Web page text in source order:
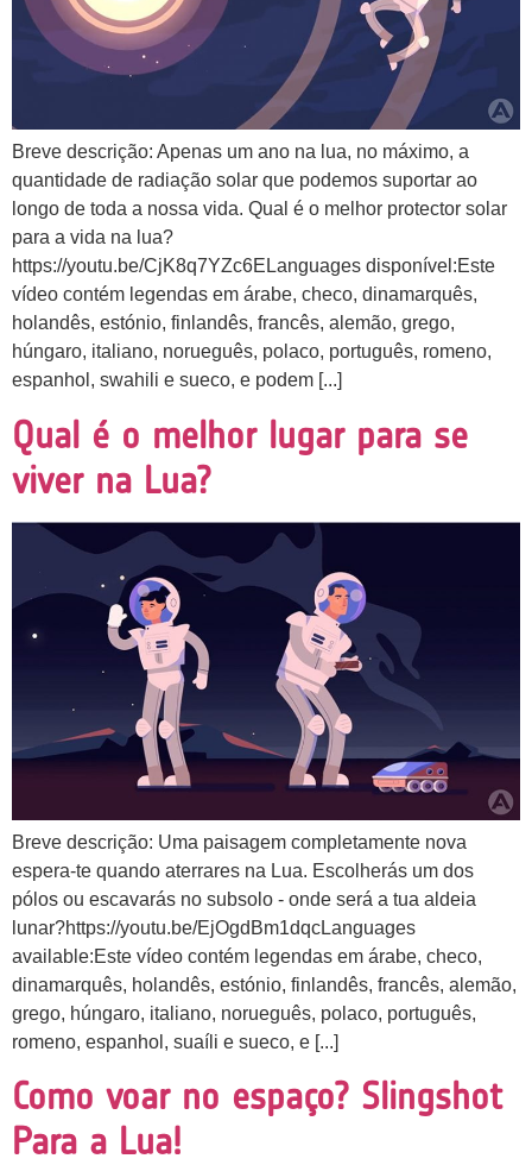
Breve descrição: Apenas um ano na lua, no máximo, a
quantidade de radiação solar que podemos suportar ao
longo de toda a nossa vida. Qual é o melhor protector solar
para a vida na lua?
https://youtu.be/CjK8q7YZc6ELanguages disponível:Este
vídeo contém legendas em árabe, checo, dinamarquês,
holandês, estónio, finlandês, francês, alemão, grego,
húngaro, italiano, norueguês, polaco, português, romeno,
espanhol, swahili e sueco, e podem [...]
Qual é o melhor lugar para se
viver na Lua?
Breve descrição: Uma paisagem completamente nova
espera-te quando aterrares na Lua. Escolherás um dos
pólos ou escavarás no subsolo - onde será a tua aldeia
lunar?https://youtu.be/EjOgdBm1dqcLanguages
available:Este vídeo contém legendas em árabe, checo,
dinamarquês, holandês, estónio, finlandês, francês, alemão,
grego, húngaro, italiano, norueguês, polaco, português,
romeno, espanhol, suaíli e sueco, e [...]
Como voar no espaço? Slingshot
Para a Lua!